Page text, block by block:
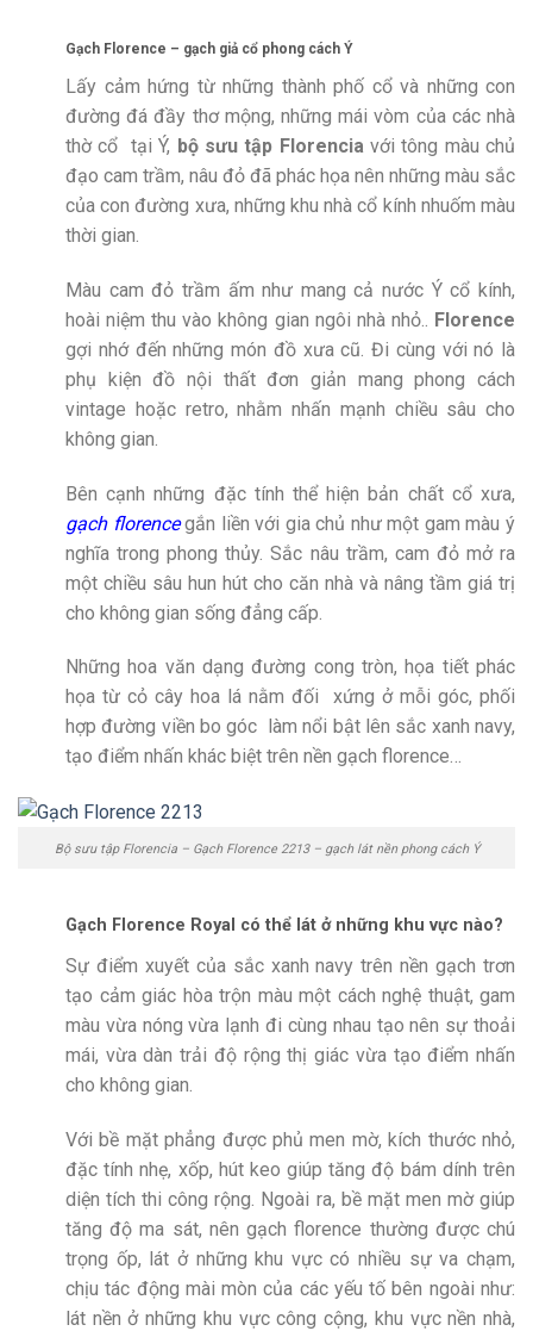
Gạch Florence – gạch giả cổ phong cách Ý
Lấy cảm hứng từ những thành phố cổ và những con
đường đá đầy thơ mộng, những mái vòm của các nhà
thờ cổ tại Ý, bộ sưu tập Florenciavới tông màu chủ
đạo cam trầm, nâu đỏ đã phác họa nên những màu sắc
của con đường xưa, những khu nhà cổ kính nhuốm màu
thời gian.
Màu cam đỏ trầm ấm như mang cả nước Ý cổ kính,
hoài niệm thu vào không gian ngôi nhà nhỏ.. Florence
gợi nhớ đến những món đồ xưa cũ. Đi cùng với nó là
phụ kiện đồ nội thất đơn giản mang phong cách
vintage hoặc retro, nhằm nhấn mạnh chiều sâu cho
không gian.
Bên cạnh những đặc tính thể hiện bản chất cổ xưa,
gạch florencegắn liền với gia chủ như một gam màu ý
nghĩa trong phong thủy. Sắc nâu trầm, cam đỏ mở ra
một chiều sâu hun hút cho căn nhà và nâng tầm giá trị
cho không gian sống đẳng cấp.
Những hoa văn dạng đường cong tròn, họa tiết phác
họa từ cỏ cây hoa lá nằm đối xứng ở mỗi góc, phối
hợp đường viền bo góc làm nổi bật lên sắc xanh navy,
tạo điểm nhấn khác biệt trên nền gạch florence…
Bộ sưu tập Florencia – Gạch Florence 2213 – gạch lát nền phong cách Ý
Gạch Florence Royal có thể lát ở những khu vực nào?
Sự điểm xuyết của sắc xanh navy trên nền gạch trơn
tạo cảm giác hòa trộn màu một cách nghệ thuật, gam
màu vừa nóng vừa lạnh đi cùng nhau tạo nên sự thoải
mái, vừa dàn trải độ rộng thị giác vừa tạo điểm nhấn
cho không gian.
Với bề mặt phẳng được phủ men mờ, kích thước nhỏ,
đặc tính nhẹ, xốp, hút keo giúp tăng độ bám dính trên
diện tích thi công rộng. Ngoài ra, bề mặt men mờ giúp
tăng độ ma sát, nên gạch florence thường được chú
trọng ốp, lát ở những khu vực có nhiều sự va chạm,
chịu tác động mài mòn của các yếu tố bên ngoài như:
lát nền ở những khu vực công cộng, khu vực nền nhà,